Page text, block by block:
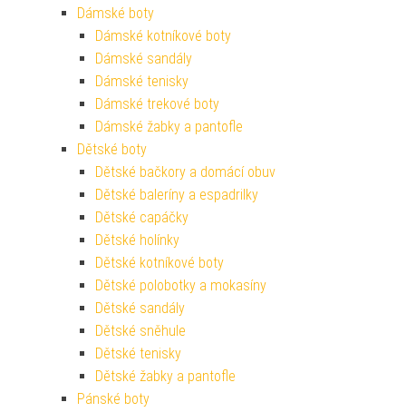
Dámské boty
Dámské kotníkové boty
Dámské sandály
Dámské tenisky
Dámské trekové boty
Dámské žabky a pantofle
Dětské boty
Dětské bačkory a domácí obuv
Dětské baleríny a espadrilky
Dětské capáčky
Dětské holínky
Dětské kotníkové boty
Dětské polobotky a mokasíny
Dětské sandály
Dětské sněhule
Dětské tenisky
Dětské žabky a pantofle
Pánské boty